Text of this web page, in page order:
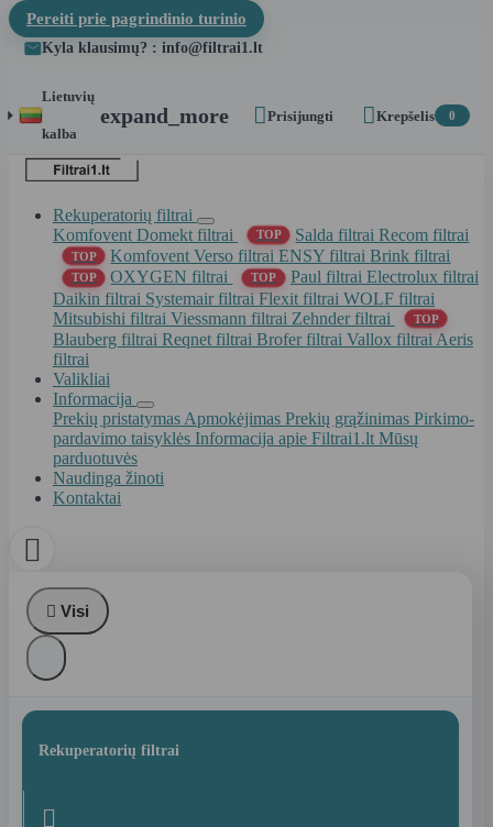
Pereiti prie pagrindinio turinio
Kyla klausimų? : info@filtrai1.lt
Lietuvių
kalba
expand_more Prisijungti Krepšelis 0
Rekuperatorių filtrai
Komfovent Domekt filtrai
TOP Salda filtraiRecom filtrai
TOP Komfovent Verso filtraiENSY filtraiBrink filtrai
TOP OXYGEN filtrai TOP Paul filtrai Electrolux filtrai
Daikin filtrai Systemair filtrai Flexit filtrai WOLF filtrai
Mitsubishi filtrai Viessmann filtrai Zehnder filtrai TOP
Blauberg filtrai Reqnet filtrai Brofer filtrai Vallox filtrai Aeris
filtrai
Valikliai
Informacija
Prekių pristatymas Apmokėjimas Prekių grąžinimas Pirkimo-
pardavimo taisyklės Informacija apie Filtrai1.lt Mūsų
parduotuvės
Naudinga žinoti
Kontaktai

 Visi
Rekuperatorių filtrai
